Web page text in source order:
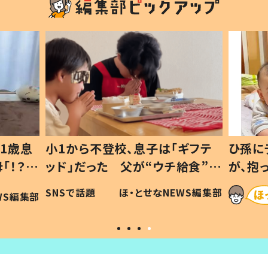
フテ
食”を
編集部
ひ孫にデレデレな80歳じいじ
が、抱っこすると…ひ孫の反応に
「涙が出ました」「可愛くて仕方な
い」
ほ・とせなNEWS編集部